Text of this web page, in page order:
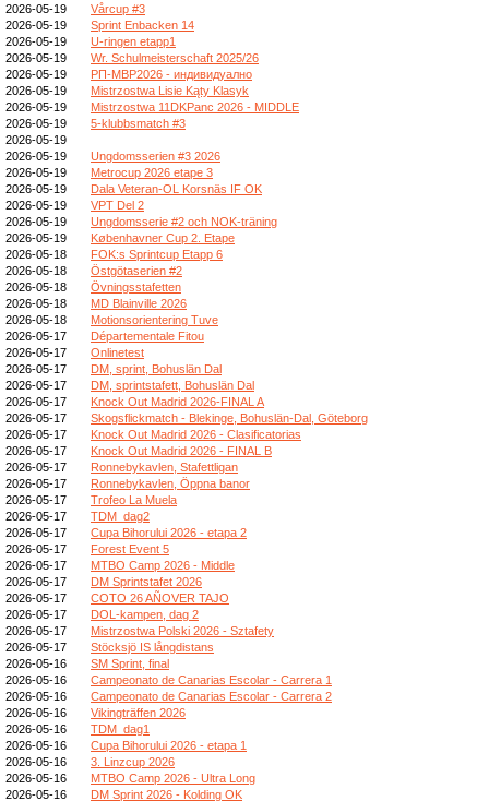
2026-05-19
Vårcup #3
2026-05-19
Sprint Enbacken 14
2026-05-19
U-ringen etapp1
2026-05-19
Wr. Schulmeisterschaft 2025/26
2026-05-19
РП-МВР2026 - индивидуално
2026-05-19
Mistrzostwa Lisie Kąty Klasyk
2026-05-19
Mistrzostwa 11DKPanc 2026 - MIDDLE
2026-05-19
5-klubbsmatch #3
2026-05-19
2026-05-19
Ungdomsserien #3 2026
2026-05-19
Metrocup 2026 etape 3
2026-05-19
Dala Veteran-OL Korsnäs IF OK
2026-05-19
VPT Del 2
2026-05-19
Ungdomsserie #2 och NOK-träning
2026-05-19
Københavner Cup 2. Etape
2026-05-18
FOK:s Sprintcup Etapp 6
2026-05-18
Östgötaserien #2
2026-05-18
Övningsstafetten
2026-05-18
MD Blainville 2026
2026-05-18
Motionsorientering Tuve
2026-05-17
Départementale Fitou
2026-05-17
Onlinetest
2026-05-17
DM, sprint, Bohuslän Dal
2026-05-17
DM, sprintstafett, Bohuslän Dal
2026-05-17
Knock Out Madrid 2026-FINAL A
2026-05-17
Skogsflickmatch - Blekinge, Bohuslän-Dal, Göteborg
2026-05-17
Knock Out Madrid 2026 - Clasificatorias
2026-05-17
Knock Out Madrid 2026 - FINAL B
2026-05-17
Ronnebykavlen, Stafettligan
2026-05-17
Ronnebykavlen, Öppna banor
2026-05-17
Trofeo La Muela
2026-05-17
TDM_dag2
2026-05-17
Cupa Bihorului 2026 - etapa 2
2026-05-17
Forest Event 5
2026-05-17
MTBO Camp 2026 - Middle
2026-05-17
DM Sprintstafet 2026
2026-05-17
COTO 26 AÑOVER TAJO
2026-05-17
DOL-kampen, dag 2
2026-05-17
Mistrzostwa Polski 2026 - Sztafety
2026-05-17
Stöcksjö IS långdistans
2026-05-16
SM Sprint, final
2026-05-16
Campeonato de Canarias Escolar - Carrera 1
2026-05-16
Campeonato de Canarias Escolar - Carrera 2
2026-05-16
Vikingträffen 2026
2026-05-16
TDM_dag1
2026-05-16
Cupa Bihorului 2026 - etapa 1
2026-05-16
3. Linzcup 2026
2026-05-16
MTBO Camp 2026 - Ultra Long
2026-05-16
DM Sprint 2026 - Kolding OK